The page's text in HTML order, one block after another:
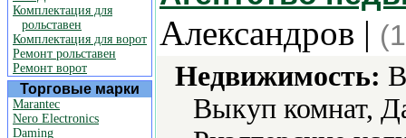
Комплектация для
рольставен
Комплектация для ворот
Ремонт рольставен
Ремонт ворот
Торговые марки
Marantec
Nero Electronics
Daming
Александров |
Недвижимость:
Выкуп комнат,